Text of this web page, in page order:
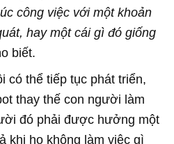
công việc với một khoản
hay một cái gì đó giống
biết.
có thể tiếp tục phát triển,
thay thế con người làm
đó phải được hưởng một
khi họ không làm việc gì